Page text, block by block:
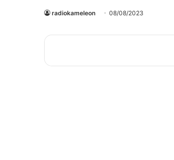
radiokameleon 08/08/2023